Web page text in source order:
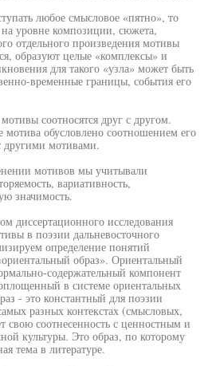
любое смысловое «пятно», то
на уровне композиции, сюжета,
отдельного произведения мотивы
образуют целые «комплексы» и
для такого «узла» может быть
временные границы, события его
соотносятся друг с другом.
мотива обусловлено соотношением его
другими мотивами.
мотивов мы учитывали
вариативность,
значимость.
диссертационного исследования
в поэзии дальневосточного
определение понятий
образ». Ориентальный
содержательный компонент
в системе ориентальных
- это константный для поэзии
разных контекстах (смысловых,
свою соотнесенность с ценностным и
культуры. Это образ, по которому
тема в литературе.